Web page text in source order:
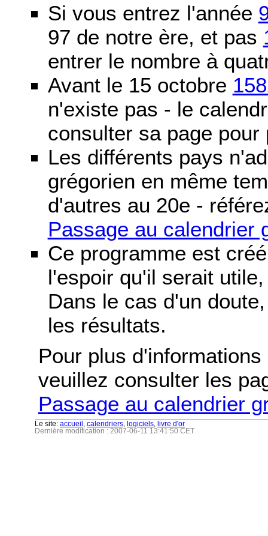
Si vous entrez l'année
97 de notre ère, et pas
entrer le nombre à
Avant le 15 octobre
n'existe pas - le
consulter sa page pour
Les différents pays
grégorien en même
d'autres au 20e -
Passage au calendrier
Ce programme est
l'espoir qu'il serait
Dans le cas d'un
les résultats.
Pour plus
veuillez consulter les
Passage au calendrier
Le site: accueil calendriers logiciels
livre d'or
Dernière modification : 2007-06-11 13:41:50 CET